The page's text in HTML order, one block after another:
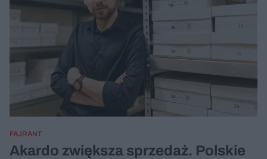
FAJRANT
Akardo zwiększa sprzedaż. Polskie